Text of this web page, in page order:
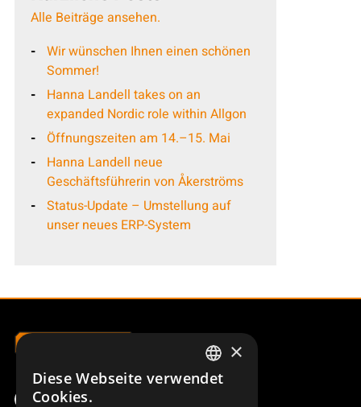
Alle Beiträge ansehen.
Wir wünschen Ihnen einen schönen
Sommer!
Hanna Landell takes on an
expanded Nordic role within Allgon
Öffnungszeiten am 14.–15. Mai
Hanna Landell neue
Geschäftsführerin von Åkerströms
Status-Update – Umstellung auf
unser neues ERP-System
SWEDISH
×
Diese Webseite verwendet
Cookies.